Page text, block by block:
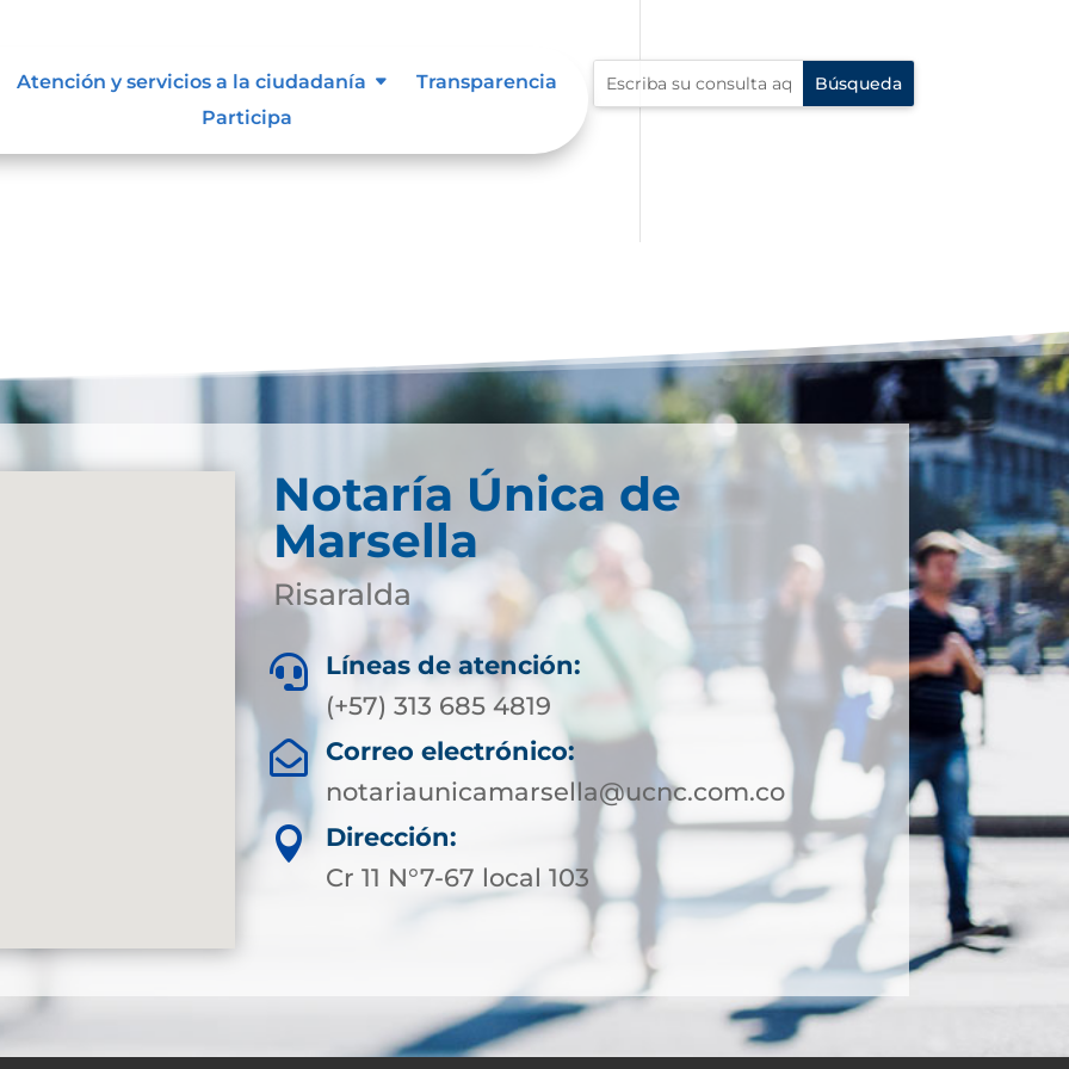
Atención y servicios a la ciudadanía
Transparencia
Participa
que puede afectar al
Notaría Única de
Marsella
Risaralda

Líneas de atención:
(+57) 313 685 4819

Correo electrónico:
notariaunicamarsella@ucnc.com.co

Dirección:
Cr 11 N°7-67 local 103